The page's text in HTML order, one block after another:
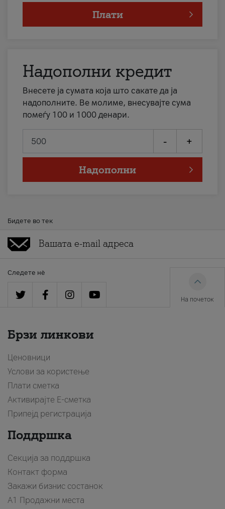
Плати
Надополни кредит
Внесете ја сумата која што сакате да ја
надополните. Ве молиме, внесувајте сума
помеѓу 100 и 1000 денари.
- +
Надополни
Бидете во тек
Следете нè
На почеток
Брзи линкови
Ценовници
Услови за користење
Плати сметка
Активирајте Е-сметка
Припејд регистрација
Поддршка
Секција за поддршка
Контакт форма
Закажи бизнис состанок
A1 Продажни места